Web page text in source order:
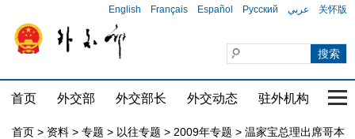
English Français Español Русский عربي 关怀版
首页 外交部 外交部长 外交动态 驻外机构 国
首页 > 资料 > 专题 > 以往专题 > 2009年专题 > 温家宝总理出席哥本